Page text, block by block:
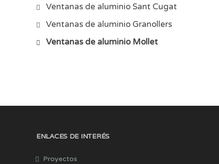
Ventanas de aluminio Sant Cugat
Ventanas de aluminio Granollers
Ventanas de aluminio Mollet
ENLACES DE INTERÉS
Proyectos